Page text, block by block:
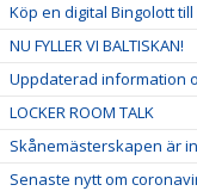
Köp en digital Bingolott
NU FYLLER VI BALTISKAN!
Uppdaterad information
LOCKER ROOM TALK
Skånemästerskapen är
Senaste nytt om